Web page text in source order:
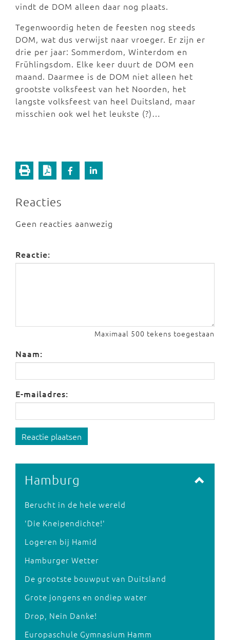
vindt de DOM alleen daar nog plaats.
Tegenwoordig heten de feesten nog steeds
DOM, wat dus verwijst naar vroeger. Er zijn er
drie per jaar: Sommerdom, Winterdom en
Frühlingsdom. Elke keer duurt de DOM een
maand. Daarmee is de DOM niet alleen het
grootste volksfeest van het Noorden, het
langste volksfeest van heel Duitsland, maar
misschien ook wel het leukste (?)…
Reacties
Geen reacties aanwezig
Reactie:
Maximaal 500 tekens toegestaan
Naam:
E-mailadres:
Reactie plaatsen
Hamburg
Berucht in de hele wereld
'Die Kneipendichte!'
Logeren bij Hamid
Hamburger Wetter
De grootste bouwput van Duitsland
Grote jongens en ondiep water
Drop, Nein Danke!
Europaschule Gymnasium Hamm